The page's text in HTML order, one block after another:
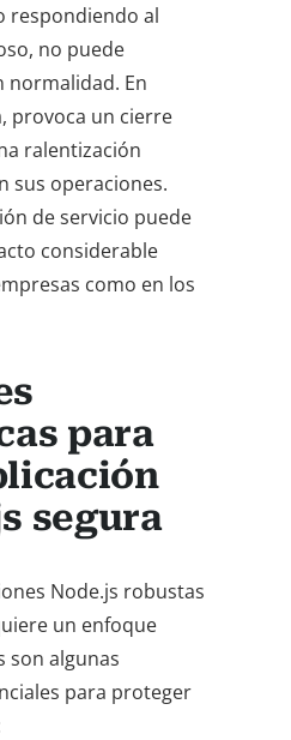
respondiendo al
no puede
normalidad. En
provoca un cierre
ralentización
sus operaciones.
de servicio puede
considerable
como en los
para
segura
Node.js robustas
un enfoque
son algunas
para proteger